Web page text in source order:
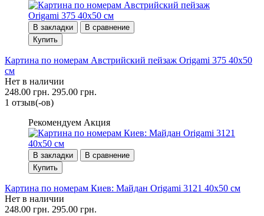
В закладки
В сравнение
Купить
Картина по номерам Австрийский пейзаж Origami 375 40x50
см
Нет в наличии
248.00 грн. 295.00 грн.
1 отзыв(-ов)
Рекомендуем Акция
В закладки
В сравнение
Купить
Картина по номерам Киев: Майдан Origami 3121 40x50 см
Нет в наличии
248.00 грн. 295.00 грн.